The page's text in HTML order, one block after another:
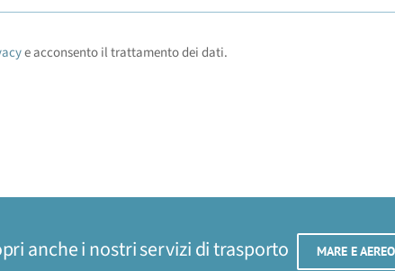
e acconsento il trattamento dei dati.
anche i nostri servizi di trasporto MARE E AEREO